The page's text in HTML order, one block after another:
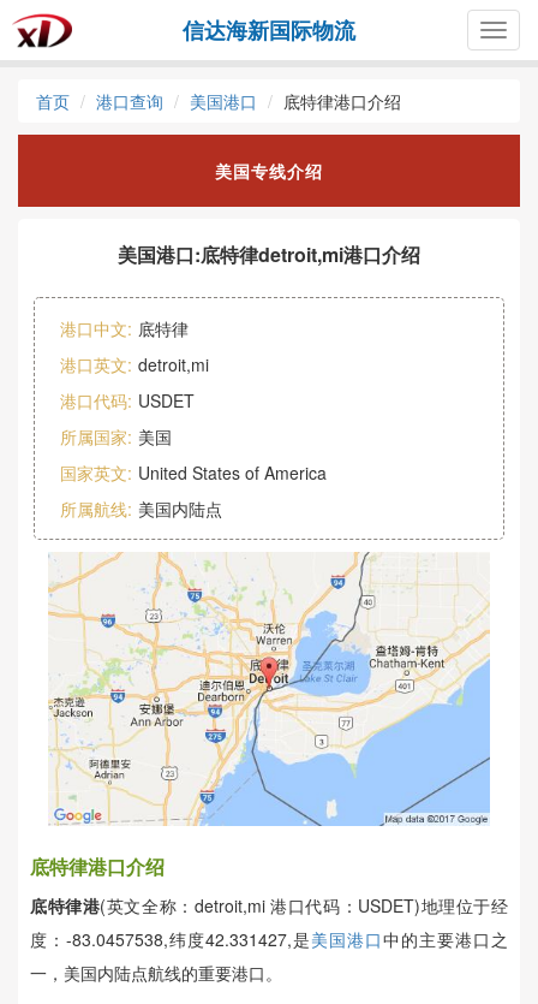
信达海新国际物流
首页 港口查询 美国港口 底特律港口介绍
美国专线介绍
美国港口:底特律detroit,mi港口介绍
港口中文: 底特律
港口英文: detroit,mi
港口代码: USDET
所属国家: 美国
国家英文: United States of America
所属航线: 美国内陆点
底特律港口介绍
底特律港(英文全称：detroit,mi 港口代码：USDET)地理位于经
度：-83.0457538,纬度42.331427,是美国港口中的主要港口之
一，美国内陆点航线的重要港口。